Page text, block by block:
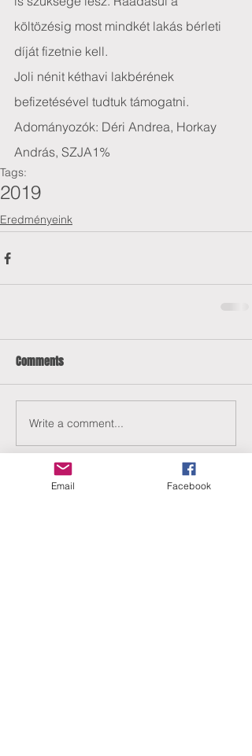
költözésig most mindkét lakás bérleti
díját fizetnie kell.
Joli nénit kéthavi lakbérének
befizetésével tudtuk támogatni.
Adományozók: Déri Andrea, Horkay
András, SZJA1%
Tags:
2019
Eredményeink
Comments
Write a comment...
Email Facebook